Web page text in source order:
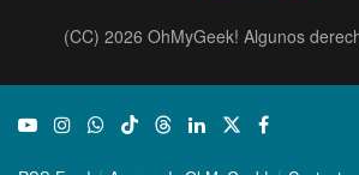
(CC) 2026 OhMyGeek! Algunos